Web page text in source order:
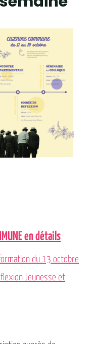
en détails
du 13 octobre
Jeunesse et